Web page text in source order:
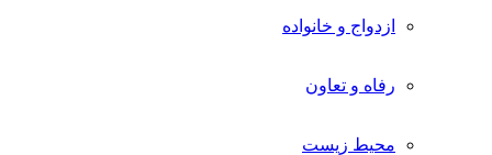
ازدواج و خانواده
رفاه و تعاون
محیط زیست